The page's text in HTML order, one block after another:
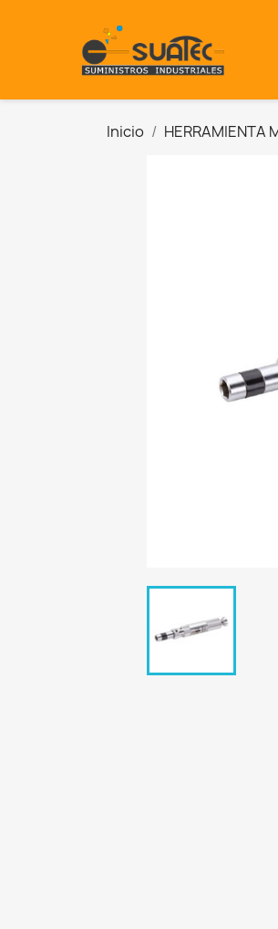
Inicio HERRAMIENTA